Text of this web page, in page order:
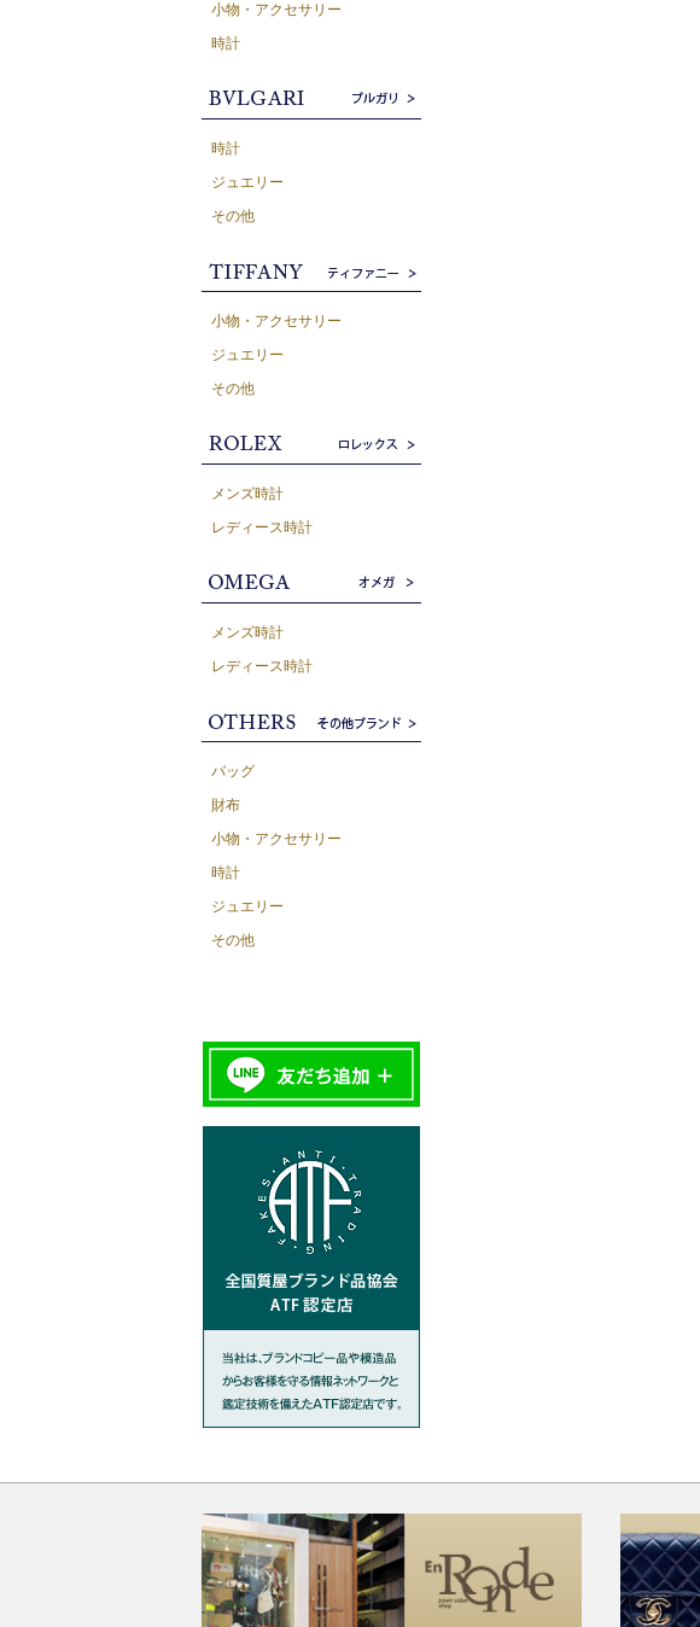
小物・アクセサリー
時計
時計
ジュエリー
その他
小物・アクセサリー
ジュエリー
その他
メンズ時計
レディース時計
メンズ時計
レディース時計
バッグ
財布
小物・アクセサリー
時計
ジュエリー
その他